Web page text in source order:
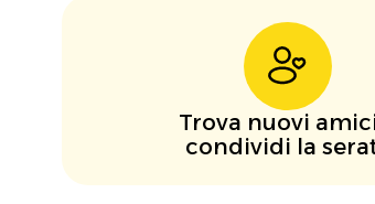
Trova nuovi
condividi la